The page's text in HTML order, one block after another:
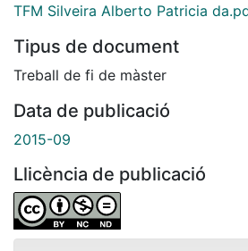
TFM Silveira Alberto Patricia
Tipus de document
Treball de fi de màster
Data de publicació
2015-09
Llicència de publicació